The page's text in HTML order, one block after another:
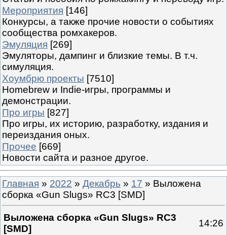
Мероприятия [146]
Конкурсы, а также прочие новости о событиях
сообщества ромхакеров.
Эмуляция [269]
Эмуляторы, дампинг и близкие темы. В т.ч.
симуляция.
Хоумбрю проекты [7510]
Homebrew и Indie-игры, программы и
демонстрации.
Про игры [827]
Про игры, их историю, разработку, издания и
переиздания оных.
Прочее [669]
Новости сайта и разное другое.
Главная » 2022 » Декабрь » 17 » Выложена
сборка «Gun Slugs» RC3 [SMD]
Выложена сборка «Gun Slugs» RC3
[SMD]
14:26